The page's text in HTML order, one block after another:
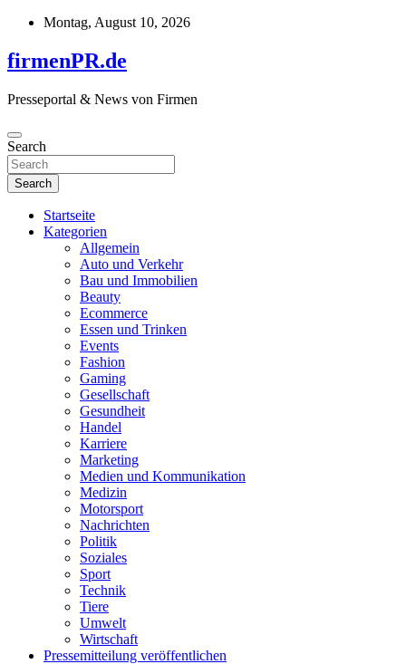
Skip
content
Montag, August 10, 2026
firmenPR.de
Presseportal & News von Firmen
Search
Search
Startseite
Kategorien
Allgemein
Auto und Verkehr
Bau und Immobilien
Beauty
Ecommerce
Essen und Trinken
Events
Fashion
Gaming
Gesellschaft
Gesundheit
Handel
Karriere
Marketing
Medien und Kommunikation
Medizin
Motorsport
Nachrichten
Politik
Soziales
Sport
Technik
Tiere
Umwelt
Wirtschaft
Pressemitteilung veröffentlichen